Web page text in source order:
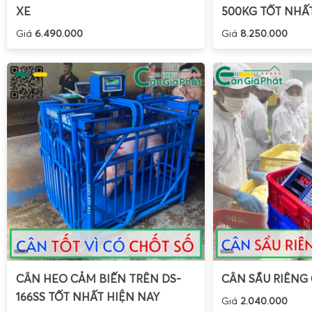
Để sửa chữa, cần kiểm tra lại tải trọng thực tế, kiểm tra
nếu cần, đồng thời cập nhật hoặc sửa lỗi phần mềm
Nâng cấp cân lúa thông thường thành cân lúa
LÚA V5
XE
Giá 6.490.000
500KG TỐT
Giá 8.250.000
CÂN HEO CẢM BIẾN TRÊN DS-
166SS TỐT NHẤT HIỆN NAY
CÂN SẦU
Giá 2.040.000